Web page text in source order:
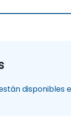
disponibles